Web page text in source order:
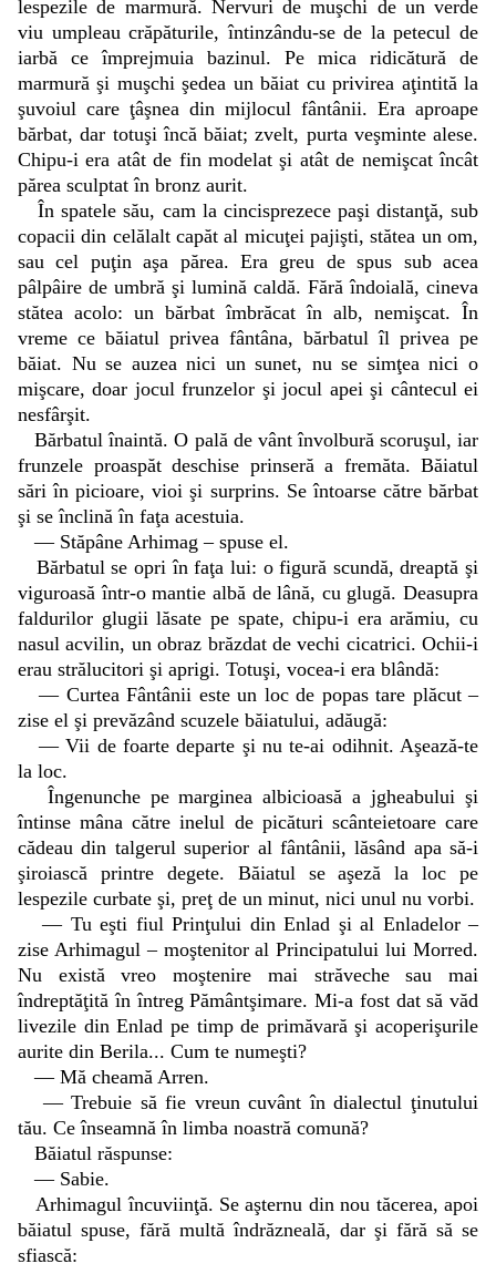
lespezile de marmură. Nervuri de muşchi de un verde
viu umpleau crăpăturile, întinzându-se de la petecul de
iarbă ce împrejmuia bazinul. Pe mica ridicătură de
marmură şi muşchi şedea un băiat cu privirea aţintită la
şuvoiul care ţâşnea din mijlocul fântânii. Era aproape
bărbat, dar totuşi încă băiat; zvelt, purta veşminte alese.
Chipu-i era atât de fin modelat şi atât de nemişcat încât
părea sculptat în bronz aurit.
În spatele său, cam la cincisprezece paşi distanţă, sub
copacii din celălalt capăt al micuţei pajişti, stătea un om,
sau cel puţin aşa părea. Era greu de spus sub acea
pâlpâire de umbră şi lumină caldă. Fără îndoială, cineva
stătea acolo: un bărbat îmbrăcat în alb, nemişcat. În
vreme ce băiatul privea fântâna, bărbatul îl privea pe
băiat. Nu se auzea nici un sunet, nu se simţea nici o
mişcare, doar jocul frunzelor şi jocul apei şi cântecul ei
nesfârşit.
Bărbatul înaintă. O pală de vânt învolbură scoruşul, iar
frunzele proaspăt deschise prinseră a fremăta. Băiatul
sări în picioare, vioi şi surprins. Se întoarse către bărbat
şi se înclină în faţa acestuia.
— Stăpâne Arhimag – spuse el.
Bărbatul se opri în faţa lui: o figură scundă, dreaptă şi
viguroasă într-o mantie albă de lână, cu glugă. Deasupra
faldurilor glugii lăsate pe spate, chipu-i era arămiu, cu
nasul acvilin, un obraz brăzdat de vechi cicatrici. Ochii-i
erau strălucitori şi aprigi. Totuşi, vocea-i era blândă:
— Curtea Fântânii este un loc de popas tare plăcut –
zise el şi prevăzând scuzele băiatului, adăugă:
— Vii de foarte departe şi nu te-ai odihnit. Aşează-te
la loc.
Îngenunche pe marginea albicioasă a jgheabului şi
întinse mâna către inelul de picături scânteietoare care
cădeau din talgerul superior al fântânii, lăsând apa să-i
şiroiască printre degete. Băiatul se aşeză la loc pe
lespezile curbate şi, preţ de un minut, nici unul nu vorbi.
— Tu eşti fiul Prinţului din Enlad şi al Enladelor –
zise Arhimagul – moştenitor al Principatului lui Morred.
Nu există vreo moştenire mai străveche sau mai
îndreptăţită în întreg Pământşimare. Mi-a fost dat să văd
livezile din Enlad pe timp de primăvară şi acoperişurile
aurite din Berila... Cum te numeşti?
— Mă cheamă Arren.
— Trebuie să fie vreun cuvânt în dialectul ţinutului
tău. Ce înseamnă în limba noastră comună?
Băiatul răspunse:
— Sabie.
Arhimagul încuviinţă. Se aşternu din nou tăcerea, apoi
băiatul spuse, fără multă îndrăzneală, dar şi fără să se
sfiască: